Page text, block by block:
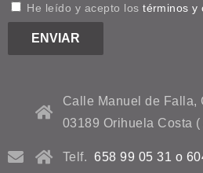
He leído y acepto lostérminos y
Calle Manuel de Falla,
03189 Orihuela Costa
Telf. 658 99 05 31 o